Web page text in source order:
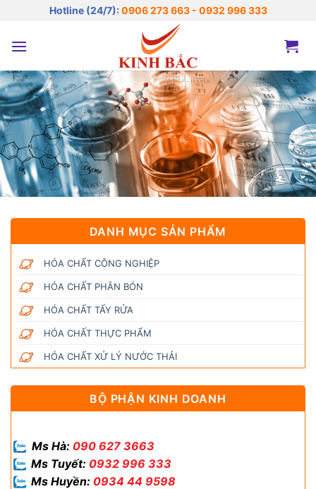
nội
Hotline (24/7): 0906 273 663 - 0932 996 333
DANH MỤC SẢN PHẨM
HÓA CHẤT CÔNG NGHIỆP
HÓA CHẤT PHÂN BÓN
HÓA CHẤT TẨY RỬA
HÓA CHẤT THỰC PHẨM
HÓA CHẤT XỬ LÝ NƯỚC THẢI
BỘ PHẬN KINH DOANH
Ms Hà: 090 627 3663
Ms Tuyết: 0932 996 333
Ms Huyền: 0934 44 9598